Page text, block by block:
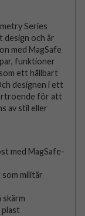
Series
design och är
med MagSafe
funktioner
ett hållbart
designen i ett
för att
av stil eller
med MagSafe-
som militär
skärm
plast